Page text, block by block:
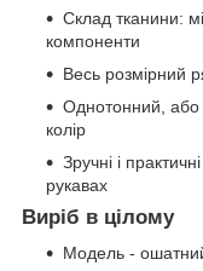
Склад тканини:
компоненти
Весь розмірний
Однотонний, або
колір
Зручні і
рукавах
Виріб в цілому
Модель -